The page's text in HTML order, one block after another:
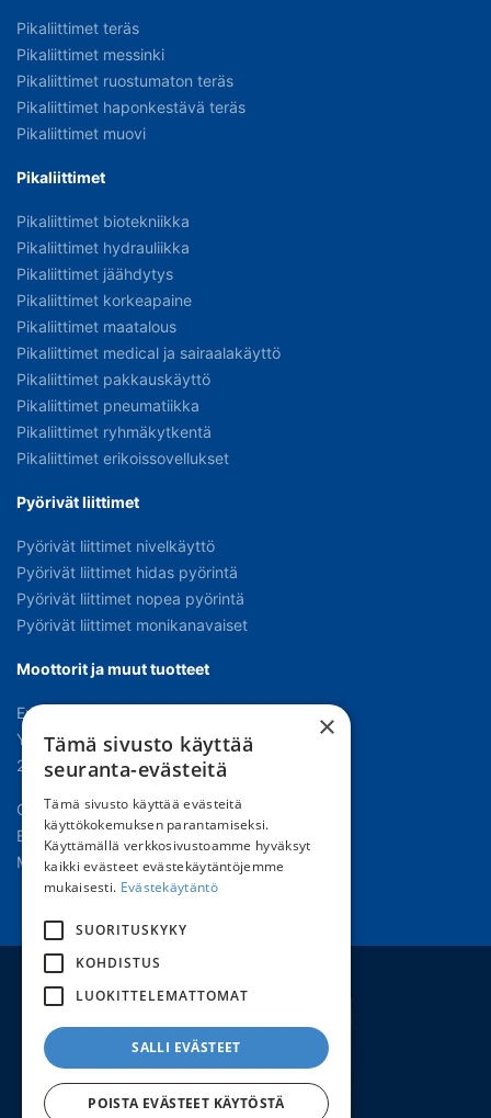
Pikaliittimet teräs
Pikaliittimet messinki
Pikaliittimet ruostumaton teräs
Pikaliittimet haponkestävä teräs
Pikaliittimet muovi
Pikaliittimet
Pikaliittimet biotekniikka
Pikaliittimet hydrauliikka
Pikaliittimet jäähdytys
Pikaliittimet korkeapaine
Pikaliittimet maatalous
Pikaliittimet medical ja sairaalakäyttö
Pikaliittimet pakkauskäyttö
Pikaliittimet pneumatiikka
Pikaliittimet ryhmäkytkentä
Pikaliittimet erikoissovellukset
Pyörivät liittimet
Pyörivät liittimet nivelkäyttö
Pyörivät liittimet hidas pyörintä
Pyörivät liittimet nopea pyörintä
Pyörivät liittimet monikanavaiset
Moottorit ja muut tuotteet
Erikoissähkömoottorit
Yhteet ja letkukarat
2- ja 3-tie venttiilit
Oppaat
Edustukset
Materiaalipankki
×
Tämä sivusto käyttää
seuranta-evästeitä
Tämä sivusto käyttää evästeitä
käyttökokemuksen parantamiseksi.
Käyttämällä verkkosivustoamme hyväksyt
kaikki evästeet evästekäytäntöjemme
mukaisesti. Evästekäytäntö
SUORITUSKYKY
KOHDISTUS
LUOKITTELEMATTOMAT
SALLI EVÄSTEET
POISTA EVÄSTEET KÄYTÖSTÄ